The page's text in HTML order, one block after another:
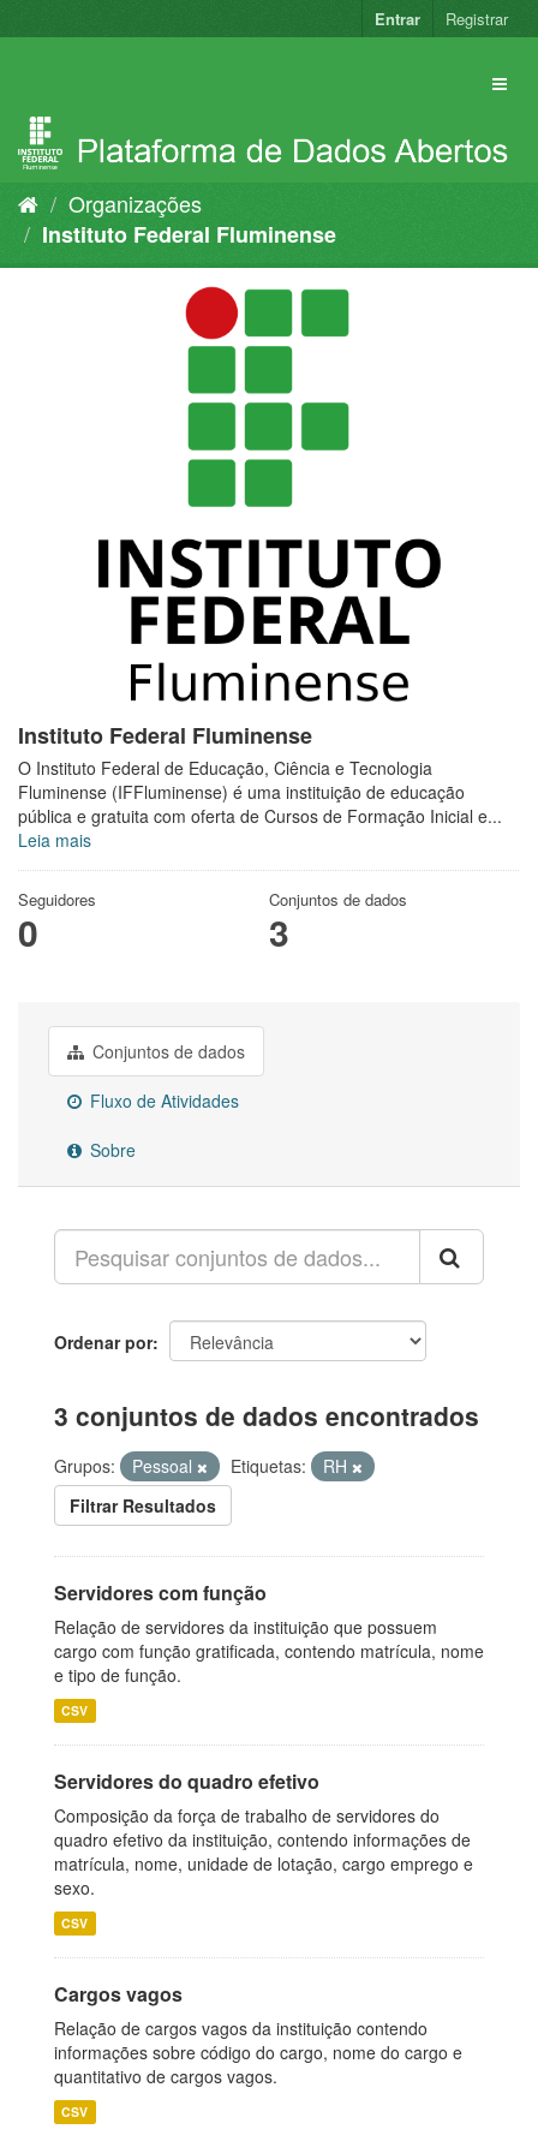
para
Entrar Registrar
Organizações
Instituto Federal Fluminense
Instituto Federal Fluminense
O Instituto Federal de Educação, Ciência e Tecnologia
Fluminense (IFFluminense) é uma instituição de educação
pública e gratuita com oferta de Cursos de Formação Inicial e...
Leia mais
Seguidores
0
Conjuntos de dados
3
Conjuntos de dados
Fluxo de Atividades
Sobre
Ordenar por
3 conjuntos de dados encontrados
Grupos: Pessoal Etiquetas:
RH
Filtrar Resultados
Servidores com função
Relação de servidores da instituição que possuem
cargo com função gratificada, contendo matrícula, nome
e tipo de função.
CSV
Servidores do quadro efetivo
Composição da força de trabalho de servidores do
quadro efetivo da instituição, contendo informações de
matrícula, nome, unidade de lotação, cargo emprego e
sexo.
CSV
Cargos vagos
Relação de cargos vagos da instituição contendo
informações sobre código do cargo, nome do cargo e
quantitativo de cargos vagos.
CSV